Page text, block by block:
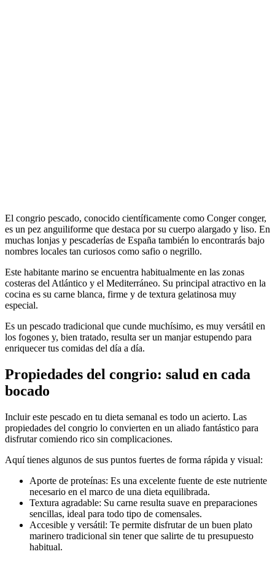
El congrio pescado, conocido científicamente como Conger conger,
es un pez anguiliforme que destaca por su cuerpo alargado y liso. En
muchas lonjas y pescaderías de España también lo encontrarás bajo
nombres locales tan curiosos como safio o negrillo.
Este habitante marino se encuentra habitualmente en las zonas
costeras del Atlántico y el Mediterráneo. Su principal atractivo en la
cocina es su carne blanca, firme y de textura gelatinosa muy
especial.
Es un pescado tradicional que cunde muchísimo, es muy versátil en
los fogones y, bien tratado, resulta ser un manjar estupendo para
enriquecer tus comidas del día a día.
Propiedades del congrio: salud en cada
bocado
Incluir este pescado en tu dieta semanal es todo un acierto. Las
propiedades del congrio lo convierten en un aliado fantástico para
disfrutar comiendo rico sin complicaciones.
Aquí tienes algunos de sus puntos fuertes de forma rápida y visual:
Aporte de proteínas: Es una excelente fuente de este nutriente
necesario en el marco de una dieta equilibrada.
Textura agradable: Su carne resulta suave en preparaciones
sencillas, ideal para todo tipo de comensales.
Accesible y versátil: Te permite disfrutar de un buen plato
marinero tradicional sin tener que salirte de tu presupuesto
habitual.